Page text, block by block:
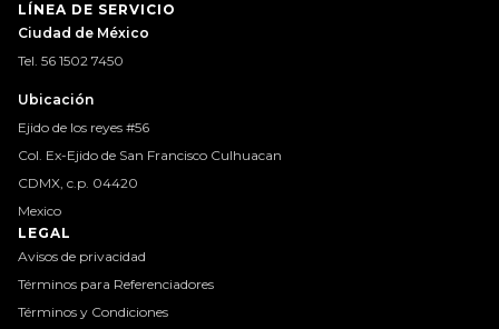
LÍNEA DE SERVICIO
Ciudad de México
Tel. 56 1502 7450
Ubicación
Ejido de los reyes #56
Col. Ex-Ejido de San Francisco Culhuacan
CDMX, c.p. 04420
Mexico
LEGAL
Avisos de privacidad
Términos para Referenciadores
Términos y Condiciones